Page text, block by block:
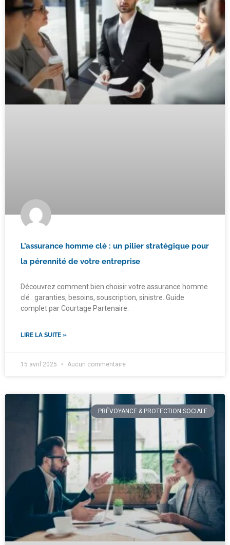
L’assurance homme clé : un pilier stratégique pour
la pérennité de votre entreprise
Découvrez comment bien choisir votre assurance homme
clé : garanties, besoins, souscription, sinistre. Guide
complet par Courtage Partenaire.
LIRE LA SUITE »
15 avril 2025 Aucun commentaire
PRÉVOYANCE & PROTECTION SOCIALE